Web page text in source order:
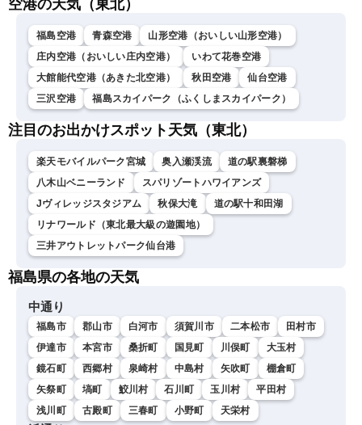
空港の天気（東北）
福島空港 青森空港
山形空港（おいしい山形空港）
庄内空港（おいしい庄内空港）
いわて花巻空港
大館能代空港（あきた北空港）
秋田空港
仙台空港
三沢空港
福島スカイパーク（ふくしまスカイパーク）
注目のお出かけスポット天気（東北）
楽天モバイルパーク宮城 奥入瀬渓流
道の駅裏磐梯
八木山ベニーランド
スパリゾートハワイアンズ
Jヴィレッジスタジアム
秋保大滝
道の駅十和田湖
リナワールド（東北最大級の遊園地）
三井アウトレットパーク仙台港
福島県の各地の天気
中通り
福島市 郡山市 白河市 須賀川市 二本松市
田村市
伊達市
本宮市 桑折町 国見町 川俣町
大玉村
鏡石町
西郷村 泉崎村 中島村 矢吹町
棚倉町
矢祭町
塙町 鮫川村 石川町 玉川村
平田村
浅川町
古殿町 三春町 小野町 天栄村